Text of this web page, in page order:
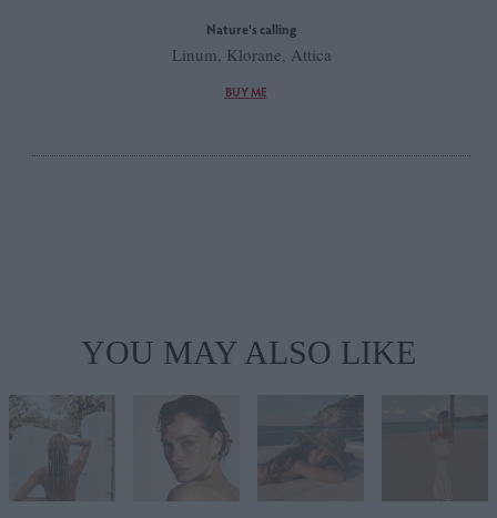
Nature's calling
Linum, Klorane, Attica
BUY ME
YOU MAY ALSO LIKE